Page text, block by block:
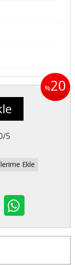
%20
5
Ekle